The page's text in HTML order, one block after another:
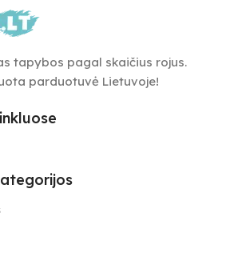
tapybos pagal skaičius rojus.
parduotuvė Lietuvoje!